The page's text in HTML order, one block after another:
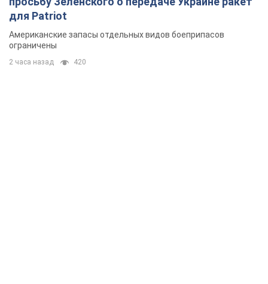
для Patriot
Американские запасы отдельных видов боеприпасов
ограничены
2 часа назад 420